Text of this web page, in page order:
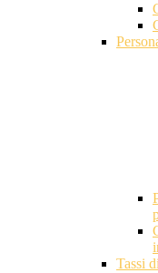
Tassi